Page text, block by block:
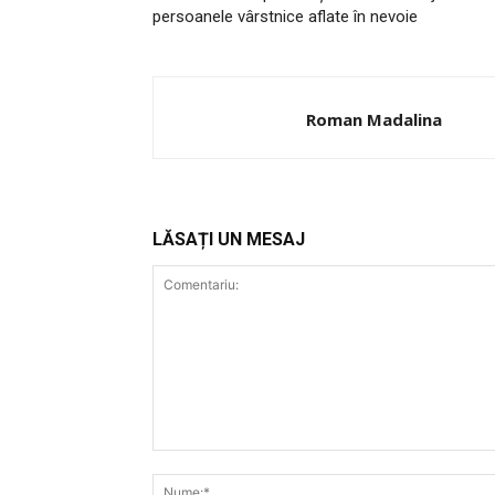
persoanele vârstnice aflate în nevoie
Roman Madalina
LĂSAȚI UN MESAJ